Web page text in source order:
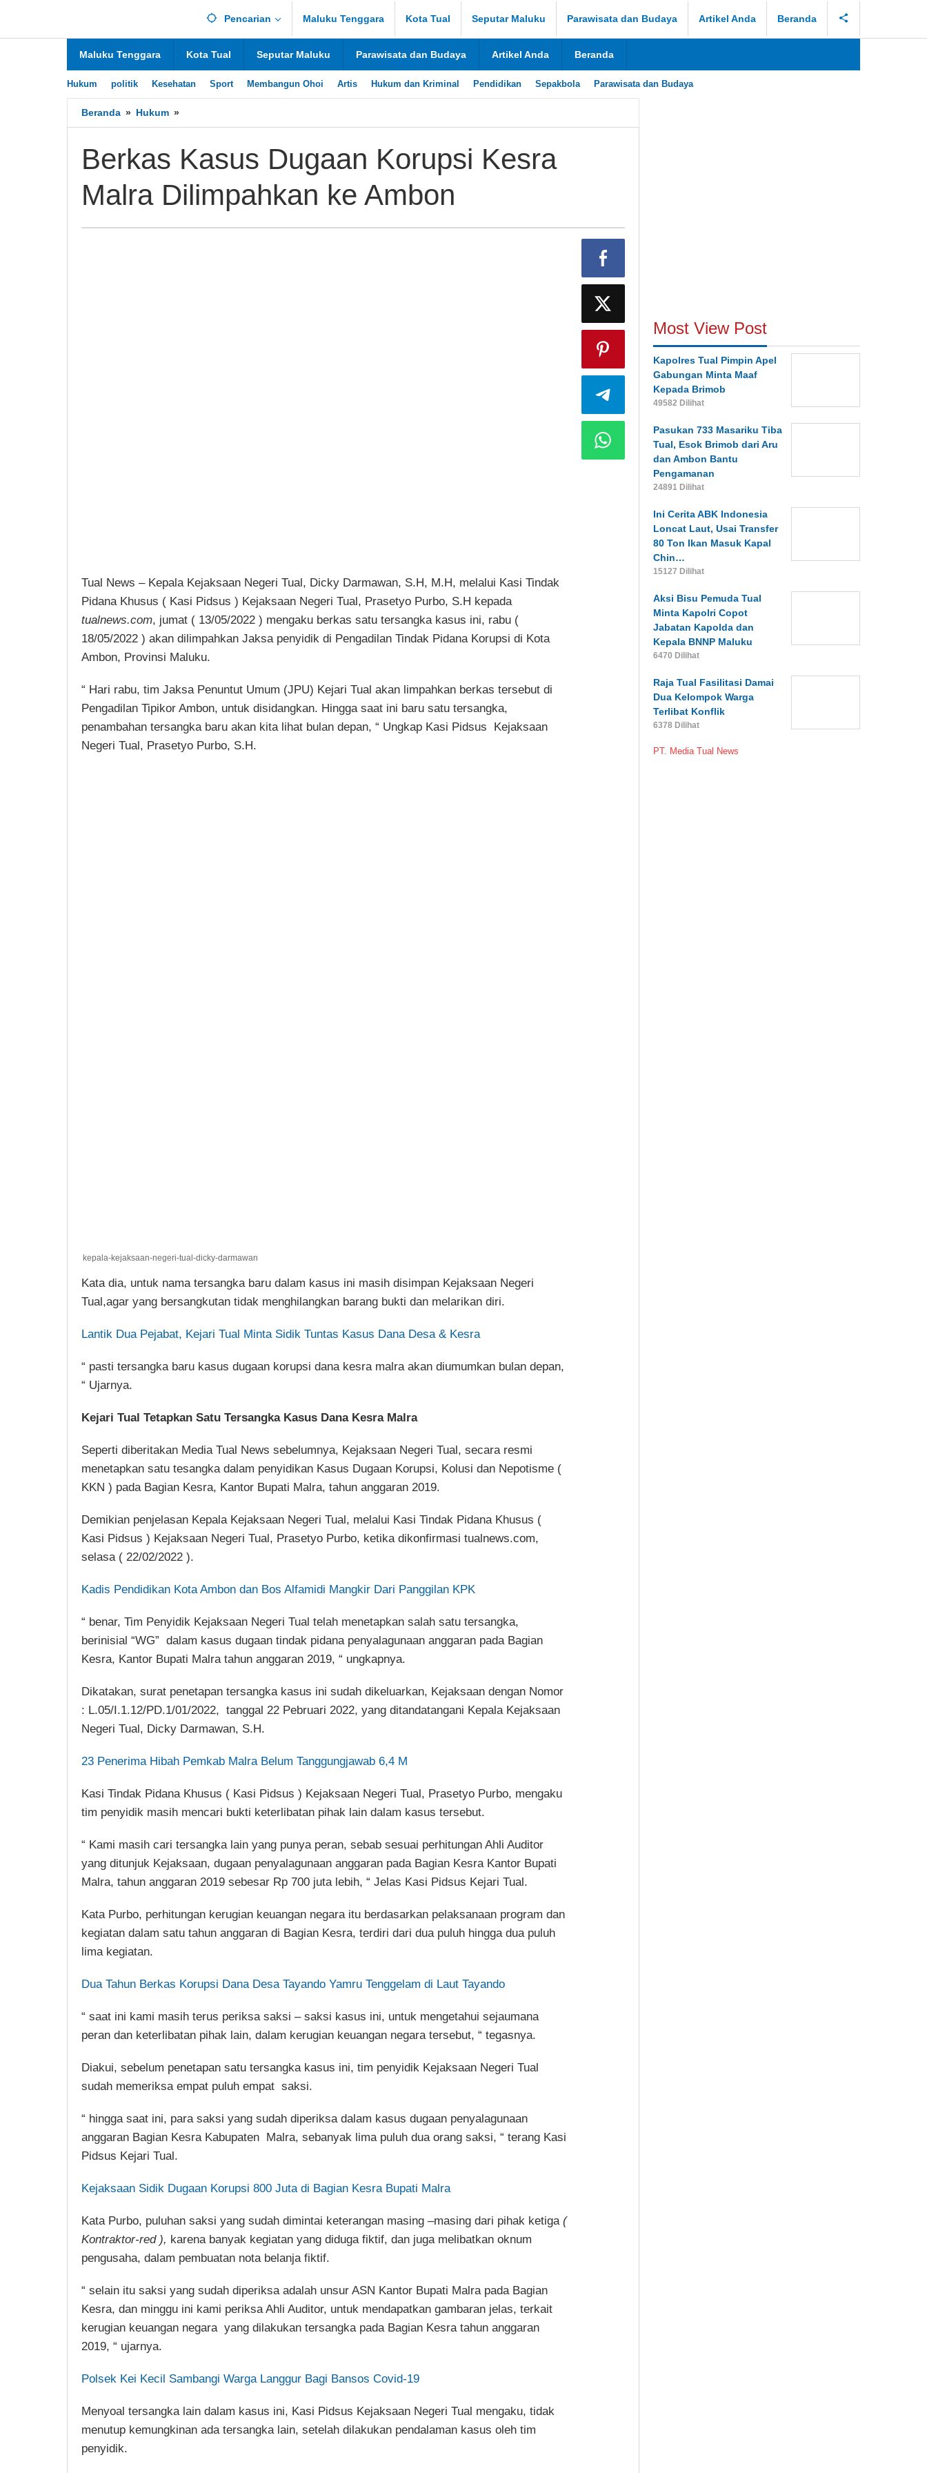
konten
Pencarian Maluku Tenggara Kota Tual Seputar Maluku Parawisata dan Budaya Artikel Anda Beranda
Maluku Tenggara Kota Tual Seputar Maluku Parawisata dan Budaya Artikel Anda Beranda
Hukum politik Kesehatan Sport Membangun Ohoi Artis Hukum dan Kriminal Pendidikan Sepakbola Parawisata dan Budaya
Beranda » Hukum »
Kasus
Korupsi
Kesra
Malra
Dilimpahkan
Ambon
Berkas Kasus Dugaan Korupsi Kesra
Malra Dilimpahkan ke Ambon
Tual News – Kepala Kejaksaan Negeri Tual, Dicky Darmawan, S.H, M.H, melalui Kasi Tindak
Pidana Khusus ( Kasi Pidsus ) Kejaksaan Negeri Tual, Prasetyo Purbo, S.H kepada
tualnews.com, jumat ( 13/05/2022 ) mengaku berkas satu tersangka kasus ini, rabu (
18/05/2022 ) akan dilimpahkan Jaksa penyidik di Pengadilan Tindak Pidana Korupsi di Kota
Ambon, Provinsi Maluku.
“ Hari rabu, tim Jaksa Penuntut Umum (JPU) Kejari Tual akan limpahkan berkas tersebut di
Pengadilan Tipikor Ambon, untuk disidangkan. Hingga saat ini baru satu tersangka,
penambahan tersangka baru akan kita lihat bulan depan, “ Ungkap Kasi Pidsus Kejaksaan
Negeri Tual, Prasetyo Purbo, S.H.
kepala-kejaksaan-negeri-tual-dicky-darmawan
Kata dia, untuk nama tersangka baru dalam kasus ini masih disimpan Kejaksaan Negeri
Tual,agar yang bersangkutan tidak menghilangkan barang bukti dan melarikan diri.
Lantik Dua Pejabat, Kejari Tual Minta Sidik Tuntas Kasus Dana Desa & Kesra
“ pasti tersangka baru kasus dugaan korupsi dana kesra malra akan diumumkan bulan depan,
“ Ujarnya.
Kejari Tual Tetapkan Satu Tersangka Kasus Dana Kesra Malra
Seperti diberitakan Media Tual News sebelumnya, Kejaksaan Negeri Tual, secara resmi
menetapkan satu tesangka dalam penyidikan Kasus Dugaan Korupsi, Kolusi dan Nepotisme (
KKN ) pada Bagian Kesra, Kantor Bupati Malra, tahun anggaran 2019.
Demikian penjelasan Kepala Kejaksaan Negeri Tual, melalui Kasi Tindak Pidana Khusus (
Kasi Pidsus ) Kejaksaan Negeri Tual, Prasetyo Purbo, ketika dikonfirmasi tualnews.com,
selasa ( 22/02/2022 ).
Kadis Pendidikan Kota Ambon dan Bos Alfamidi Mangkir Dari Panggilan KPK
“ benar, Tim Penyidik Kejaksaan Negeri Tual telah menetapkan salah satu tersangka,
berinisial “WG” dalam kasus dugaan tindak pidana penyalagunaan anggaran pada Bagian
Kesra, Kantor Bupati Malra tahun anggaran 2019, “ ungkapnya.
Dikatakan, surat penetapan tersangka kasus ini sudah dikeluarkan, Kejaksaan dengan Nomor
: L.05/I.1.12/PD.1/01/2022, tanggal 22 Pebruari 2022, yang ditandatangani Kepala Kejaksaan
Negeri Tual, Dicky Darmawan, S.H.
23 Penerima Hibah Pemkab Malra Belum Tanggungjawab 6,4 M
Kasi Tindak Pidana Khusus ( Kasi Pidsus ) Kejaksaan Negeri Tual, Prasetyo Purbo, mengaku
tim penyidik masih mencari bukti keterlibatan pihak lain dalam kasus tersebut.
“ Kami masih cari tersangka lain yang punya peran, sebab sesuai perhitungan Ahli Auditor
yang ditunjuk Kejaksaan, dugaan penyalagunaan anggaran pada Bagian Kesra Kantor Bupati
Malra, tahun anggaran 2019 sebesar Rp 700 juta lebih, “ Jelas Kasi Pidsus Kejari Tual.
Kata Purbo, perhitungan kerugian keuangan negara itu berdasarkan pelaksanaan program dan
kegiatan dalam satu tahun anggaran di Bagian Kesra, terdiri dari dua puluh hingga dua puluh
lima kegiatan.
Dua Tahun Berkas Korupsi Dana Desa Tayando Yamru Tenggelam di Laut Tayando
“ saat ini kami masih terus periksa saksi – saksi kasus ini, untuk mengetahui sejaumana
peran dan keterlibatan pihak lain, dalam kerugian keuangan negara tersebut, “ tegasnya.
Diakui, sebelum penetapan satu tersangka kasus ini, tim penyidik Kejaksaan Negeri Tual
sudah memeriksa empat puluh empat saksi.
“ hingga saat ini, para saksi yang sudah diperiksa dalam kasus dugaan penyalagunaan
anggaran Bagian Kesra Kabupaten Malra, sebanyak lima puluh dua orang saksi, “ terang Kasi
Pidsus Kejari Tual.
Kejaksaan Sidik Dugaan Korupsi 800 Juta di Bagian Kesra Bupati Malra
Kata Purbo, puluhan saksi yang sudah dimintai keterangan masing –masing dari pihak ketiga (
Kontraktor-red ), karena banyak kegiatan yang diduga fiktif, dan juga melibatkan oknum
pengusaha, dalam pembuatan nota belanja fiktif.
“ selain itu saksi yang sudah diperiksa adalah unsur ASN Kantor Bupati Malra pada Bagian
Kesra, dan minggu ini kami periksa Ahli Auditor, untuk mendapatkan gambaran jelas, terkait
kerugian keuangan negara yang dilakukan tersangka pada Bagian Kesra tahun anggaran
2019, “ ujarnya.
Polsek Kei Kecil Sambangi Warga Langgur Bagi Bansos Covid-19
Menyoal tersangka lain dalam kasus ini, Kasi Pidsus Kejaksaan Negeri Tual mengaku, tidak
menutup kemungkinan ada tersangka lain, setelah dilakukan pendalaman kasus oleh tim
penyidik.
Most View Post
Kapolres Tual Pimpin Apel
Gabungan Minta Maaf
Kepada Brimob
49582 Dilihat
Pasukan 733 Masariku Tiba
Tual, Esok Brimob dari Aru
dan Ambon Bantu
Pengamanan
24891 Dilihat
Ini Cerita ABK Indonesia
Loncat Laut, Usai Transfer
80 Ton Ikan Masuk Kapal
Chin…
15127 Dilihat
Aksi Bisu Pemuda Tual
Minta Kapolri Copot
Jabatan Kapolda dan
Kepala BNNP Maluku
6470 Dilihat
Raja Tual Fasilitasi Damai
Dua Kelompok Warga
Terlibat Konflik
6378 Dilihat
PT. Media Tual News